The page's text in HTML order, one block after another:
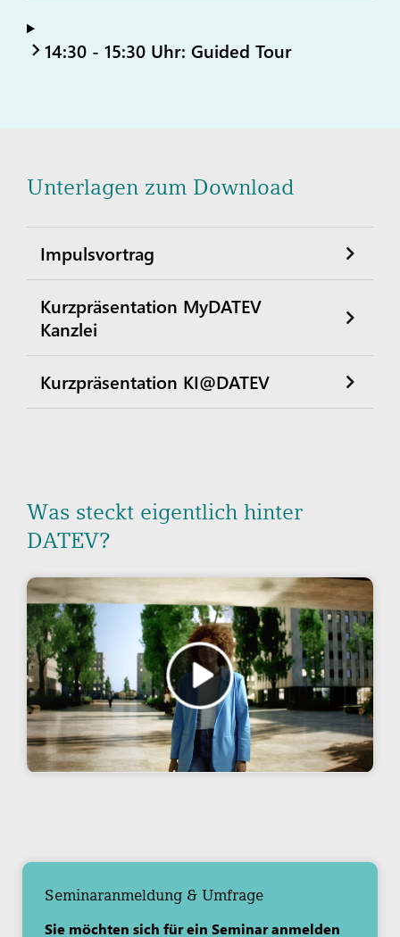
14:30 - 15:30 Uhr: Guided Tour
Unterlagen zum Download
Impulsvortrag
Kurzpräsentation MyDATEV
Kanzlei
Kurzpräsentation KI@DATEV
Was steckt eigentlich hinter
DATEV?
Seminaranmeldung & Umfrage
Sie möchten sich für ein Seminar anmelden